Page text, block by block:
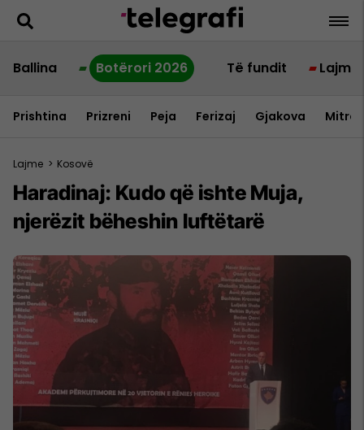
Ballina Botërori 2026 Të fundit Lajme
Prishtina Prizreni Peja Ferizaj Gjakova
Lajme > Kosovë
Haradinaj: Kudo që ishte Muja,
njerëzit bëheshin luftëtarë